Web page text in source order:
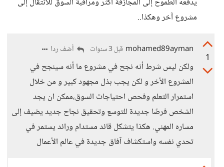
مشروع آخر وهكذا..
1
mohamed89ayman قبل 3 سنوات أضف ردا
ولكن ليس شرط أنه نجح في مشروع ما أنه سينجح في
المشروع الأخر و لكن يجب بذل مجهود كبير و من خلال
استمرار التعلم وفحص احتياجات السوق،ممكن ان يجد
الشخص فرصًا جديدة للتوسع وتحقيق نجاح جديد يضيف إلى
مساره المهني. هكذا يتشكل قائد مستدام ورائد يستمر في
تحدي نفسه واستكشاف آفاق جديدة في عالم الأعمال